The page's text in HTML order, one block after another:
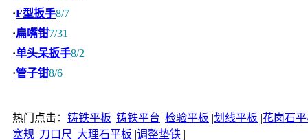
·F型扳手8/7
·扁嘴钳7/31
·单头呆扳手8/2
·管子钳8/6
热门点击： 铸铁平板 |铸铁平台 |检验平板 |划线平板 |花岗石
塞规 |刀口尺 |大理石平板 |调整垫铁 |